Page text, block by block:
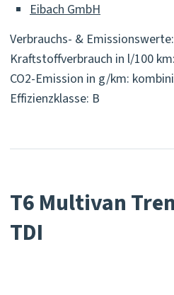
Eibach GmbH
Verbrauchs- & Emissionswerte:
Kraftstoffverbrauch in l/100
CO2-Emission in g/km:
Effizienzklasse: B
T6 Multivan
TDI